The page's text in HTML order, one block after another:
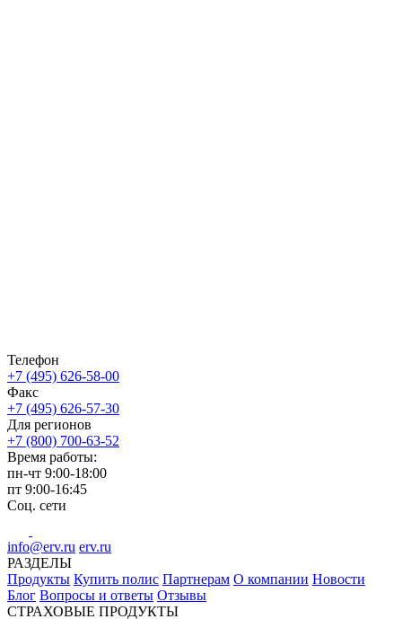
Телефон
+7 (495) 626-58-00
Факс
+7 (495) 626-57-30
Для регионов
+7 (800) 700-63-52
Время работы:
пн-чт 9:00-18:00
пт 9:00-16:45
Соц. сети
info@erv.ru erv.ru
РАЗДЕЛЫ
Продукты Купить полис Партнерам О компании Новости
Блог Вопросы и ответы Отзывы
СТРАХОВЫЕ ПРОДУКТЫ